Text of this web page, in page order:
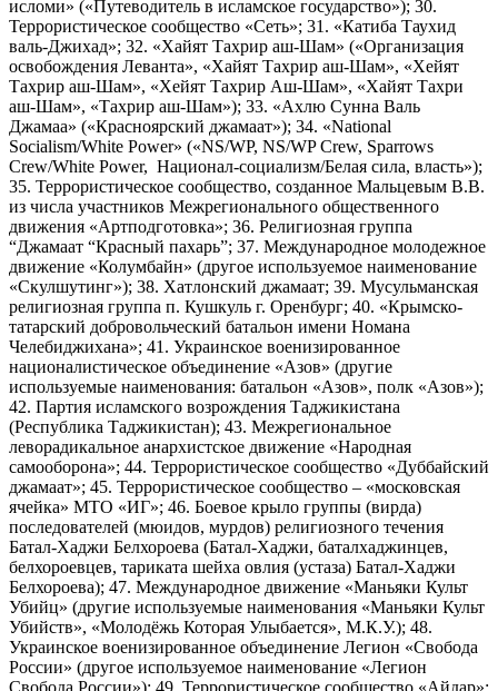
исломи» («Путеводитель в исламское государство»); 30.
Террористическое сообщество «Сеть»; 31. «Катиба Таухид
валь-Джихад»; 32. «Хайят Тахрир аш-Шам» («Организация
освобождения Леванта», «Хайят Тахрир аш-Шам», «Хейят
Тахрир аш-Шам», «Хейят Тахрир Аш-Шам», «Хайят Тахри
аш-Шам», «Тахрир аш-Шам»); 33. «Ахлю Сунна Валь
Джамаа» («Красноярский джамаат»); 34. «National
Socialism/White Power» («NS/WP, NS/WP Crew, Sparrows
Crew/White Power, Национал-социализм/Белая сила, власть»);
35. Террористическое сообщество, созданное Мальцевым В.В.
из числа участников Межрегионального общественного
движения «Артподготовка»; 36. Религиозная группа
“Джамаат “Красный пахарь”; 37. Международное молодежное
движение «Колумбайн» (другое используемое наименование
«Скулшутинг»); 38. Хатлонский джамаат; 39. Мусульманская
религиозная группа п. Кушкуль г. Оренбург; 40. «Крымско-
татарский добровольческий батальон имени Номана
Челебиджихана»; 41. Украинское военизированное
националистическое объединение «Азов» (другие
используемые наименования: батальон «Азов», полк «Азов»);
42. Партия исламского возрождения Таджикистана
(Республика Таджикистан); 43. Межрегиональное
леворадикальное анархистское движение «Народная
самооборона»; 44. Террористическое сообщество «Дуббайский
джамаат»; 45. Террористическое сообщество – «московская
ячейка» МТО «ИГ»; 46. Боевое крыло группы (вирда)
последователей (мюидов, мурдов) религиозного течения
Батал-Хаджи Белхороева (Батал-Хаджи, баталхаджинцев,
белхороевцев, тариката шейха овлия (устаза) Батал-Хаджи
Белхороева); 47. Международное движение «Маньяки Культ
Убийц» (другие используемые наименования «Маньяки Культ
Убийств», «Молодёжь Которая Улыбается», М.К.У.); 48.
Украинское военизированное объединение Легион «Свобода
России» (другое используемое наименование «Легион